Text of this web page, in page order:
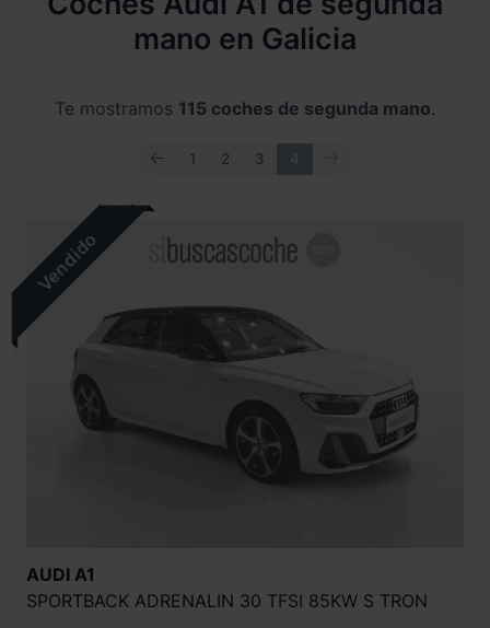
mano en Galicia
Te mostramos 115 coches de segunda mano.
ANTERIOR
1 2 3 4
AUDI A1
SPORTBACK ADRENALIN 30 TFSI 85KW S TRON